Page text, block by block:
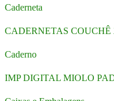
Caderneta
CADERNETAS COUCHÊ
Caderno
IMP DIGITAL MIOLO